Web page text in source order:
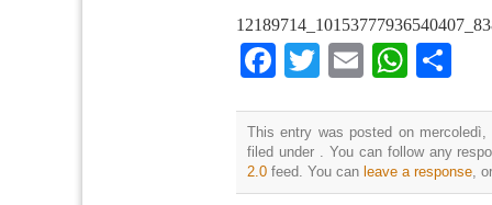
Facebook
TwitterEmail
This entry was posted on
filed under . You can follow any
2.0 feed. You can leave a response,